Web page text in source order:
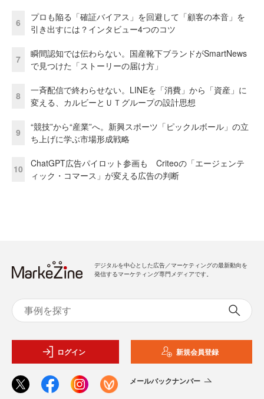
6
プロも陥る「確証バイアス」を回避して「顧客の本音」を
引き出すには？インタビュー4つのコツ
7
瞬間認知では伝わらない。国産靴下ブランドがSmartNews
で見つけた「ストーリーの届け方」
8
一斉配信で終わらせない。LINEを「消費」から「資産」に
変える、カルビーとＵＴグループの設計思想
9
“競技”から“産業”へ。新興スポーツ「ピックルボール」の立
ち上げに学ぶ市場形成戦略
10
ChatGPT広告パイロット参画も Criteoの「エージェンテ
ィック・コマース」が変える広告の判断
デジタルを中心とした広告／マーケティングの最新動向を
発信するマーケティング専門メディアです。
ログイン 新規会員登録
メールバックナンバー